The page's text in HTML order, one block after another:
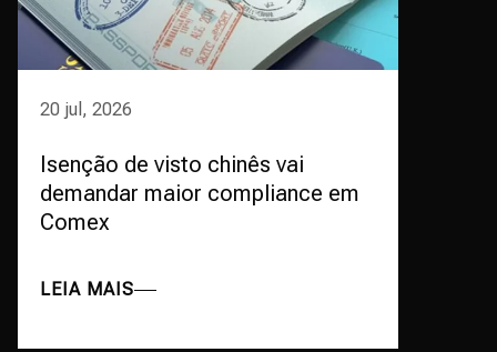
20 jul, 2026
Isenção de visto chinês vai
demandar maior compliance em
Comex
LEIA MAIS